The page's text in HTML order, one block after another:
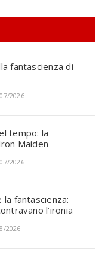
fantascienza di
2026
tempo: la
Maiden
2026
la fantascienza:
l’ironia
2026